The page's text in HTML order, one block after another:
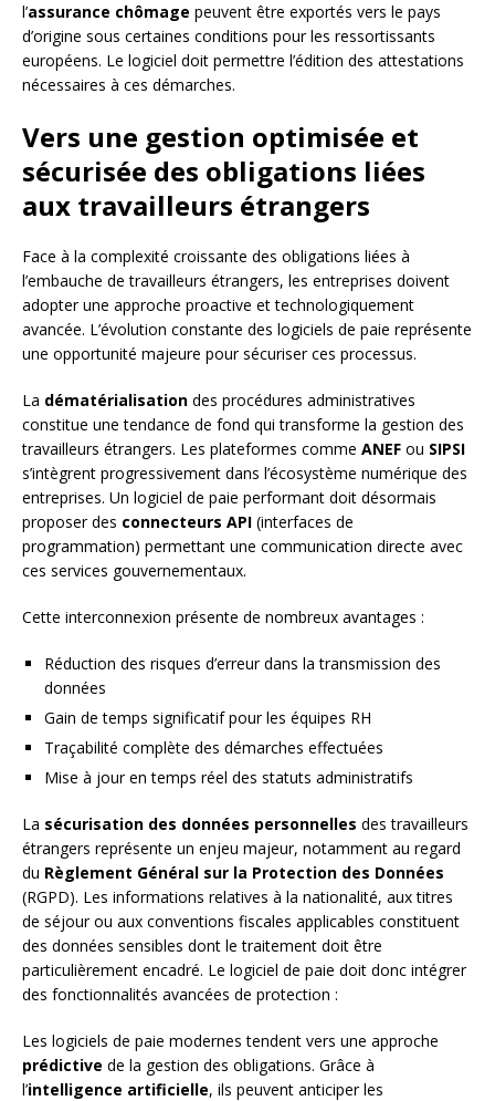
l’assurance chômage peuvent être exportés vers le pays
d’origine sous certaines conditions pour les ressortissants
européens. Le logiciel doit permettre l’édition des attestations
nécessaires à ces démarches.
Vers une gestion optimisée et
sécurisée des obligations liées
aux travailleurs étrangers
Face à la complexité croissante des obligations liées à
l’embauche de travailleurs étrangers, les entreprises doivent
adopter une approche proactive et technologiquement
avancée. L’évolution constante des logiciels de paie représente
une opportunité majeure pour sécuriser ces processus.
La dématérialisation des procédures administratives
constitue une tendance de fond qui transforme la gestion des
travailleurs étrangers. Les plateformes comme ANEF ou SIPSI
s’intègrent progressivement dans l’écosystème numérique des
entreprises. Un logiciel de paie performant doit désormais
proposer des connecteurs API (interfaces de
programmation) permettant une communication directe avec
ces services gouvernementaux.
Cette interconnexion présente de nombreux avantages :
Réduction des risques d’erreur dans la transmission des
données
Gain de temps significatif pour les équipes RH
Traçabilité complète des démarches effectuées
Mise à jour en temps réel des statuts administratifs
La sécurisation des données personnelles des travailleurs
étrangers représente un enjeu majeur, notamment au regard
du Règlement Général sur la Protection des Données
(RGPD). Les informations relatives à la nationalité, aux titres
de séjour ou aux conventions fiscales applicables constituent
des données sensibles dont le traitement doit être
particulièrement encadré. Le logiciel de paie doit donc intégrer
des fonctionnalités avancées de protection :
Les logiciels de paie modernes tendent vers une approche
prédictive de la gestion des obligations. Grâce à
l’intelligence artificielle, ils peuvent anticiper les